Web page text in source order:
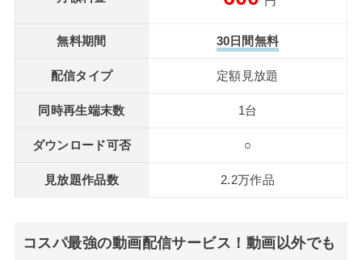
無料期間 30日間無料
配信タイプ 定額見放題
同時再生端末数 1台
ダウンロード可否 ○
見放題作品数 2.2万作品
コスパ最強の動画配信サービス！動画以外でも